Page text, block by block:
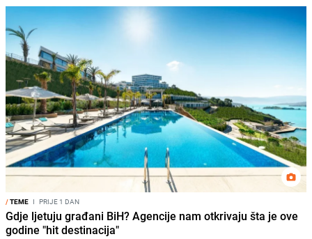
/TEME I PRIJE 1 DAN
Gdje ljetuju građani BiH? Agencije nam otkrivaju šta je ove
godine "hit destinacija"